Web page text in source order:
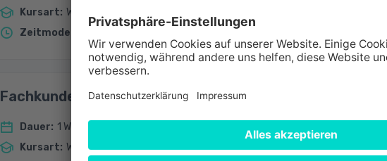
Kursart: Weiterbildung
Zeitmodell
Vollzeit, Teilzeit
Fachkunde für Datenschutzbeauftragte
Dauer: 1 Woche in Vollzeit
Kursart: Weiterbildung